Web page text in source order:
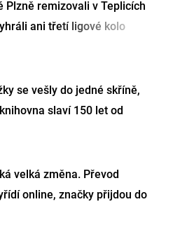
Plzně remizovali v Teplicích
ani třetí ligové kolo
se vešly do jedné skříně,
slaví 150 let od
velká změna. Převod
online, značky přijdou do